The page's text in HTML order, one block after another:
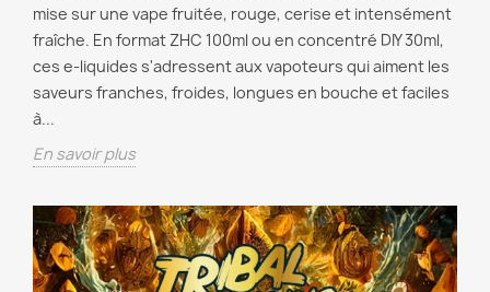
mise sur une vape fruitée, rouge, cerise et intensément
fraîche. En format ZHC 100ml ou en concentré DIY 30ml,
ces e-liquides s'adressent aux vapoteurs qui aiment les
saveurs franches, froides, longues en bouche et faciles
à...
En savoir plus